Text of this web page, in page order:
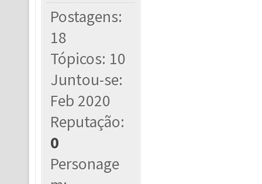
Postagens:
18
Tópicos: 10
Juntou-se:
Feb 2020
Reputação:
0
Personage